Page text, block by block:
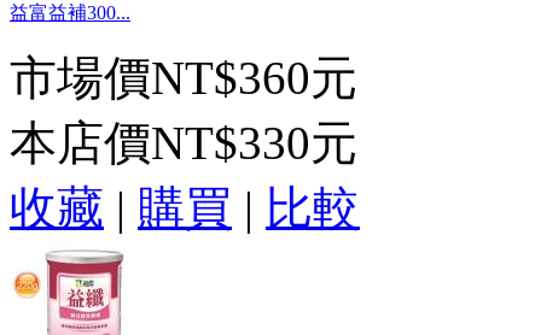
益富益補300...
市場價NT$360元
本店價NT$330元
收藏 | 購買 | 比較